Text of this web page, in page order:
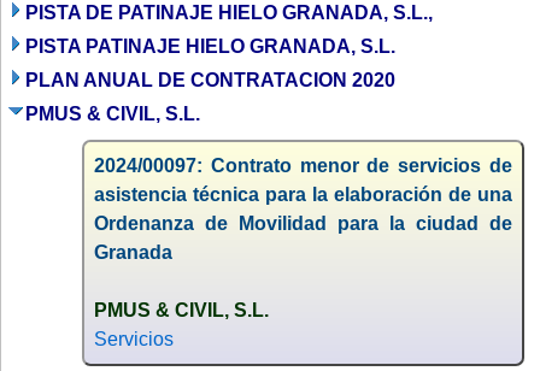
PISTA DE PATINAJE HIELO GRANADA, S.L.,
PISTA PATINAJE HIELO GRANADA, S.L.
PLAN ANUAL DE CONTRATACION 2020
PMUS & CIVIL, S.L.
2024/00097: Contrato menor de servicios de
asistencia técnica para la elaboración de una
Ordenanza de Movilidad para la ciudad de
Granada
PMUS & CIVIL, S.L.
Servicios